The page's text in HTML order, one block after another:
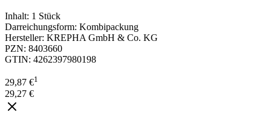
Inhalt: 1 Stück
Darreichungsform: Kombipackung
Hersteller: KREPHA GmbH & Co. KG
PZN: 8403660
GTIN: 4262397980198
29,87 €1
29,27 €